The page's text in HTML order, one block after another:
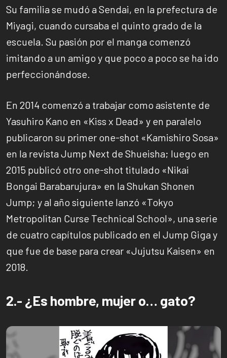
Su familia se mudó a Sendai, en la prefectura de
Miyagi, cuando cursaba el quinto grado de la
escuela. Su pasión por el manga comenzó
imitando a un amigo y que poco a poco se ha ido
perfeccionándose.
En 2014 comenzó a trabajar como asistente de
Yasuhiro Kano en «Kiss x Dead» y en paralelo
publicaron su primer one-shot «Kamishiro Sosa»
en la revista Jump Next de Shueisha; luego en
2015 publicó otro one-shot titulado «Nikai
Bongai Barabarujura» en la Shukan Shonen
Jump; y al año siguiente lanzó «Tokyo
Metropolitan Curse Technical School», una serie
de cuatro capítulos publicado en el Jump Giga y
que fue de base para crear «Jujutsu Kaisen» en
2018.
2.- ¿Es hombre, mujer o… gato?